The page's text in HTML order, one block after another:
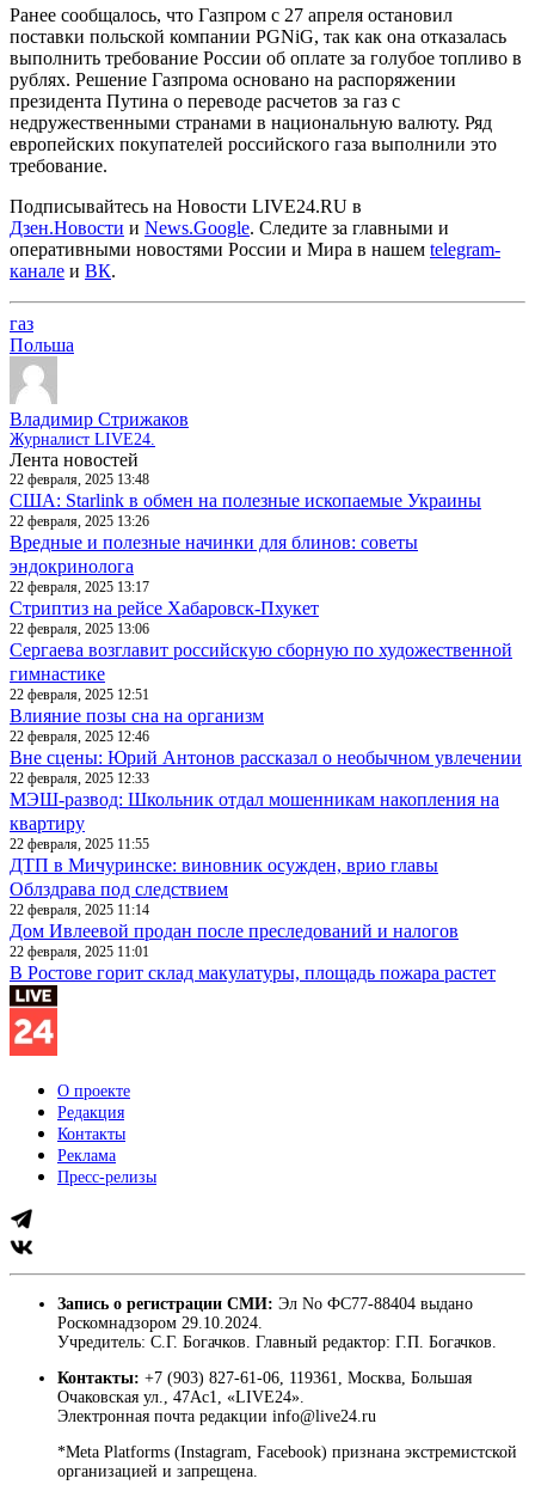
Ранее сообщалось, что Газпром с 27 апреля остановил
поставки польской компании PGNiG, так как она отказалась
выполнить требование России об оплате за голубое топливо в
рублях. Решение Газпрома основано на распоряжении
президента Путина о переводе расчетов за газ с
недружественными странами в национальную валюту. Ряд
европейских покупателей российского газа выполнили это
требование.
Подписывайтесь на Новости LIVE24.RU в
Дзен.Новости и News.Google. Следите за главными и
оперативными новостями России и Мира в нашем telegram-
канале и ВК.
газ
Польша
Владимир Стрижаков
Журналист LIVE24.
Лента новостей
22 февраля, 2025 13:48
США: Starlink в обмен на полезные ископаемые Украины
22 февраля, 2025 13:26
Вредные и полезные начинки для блинов: советы
эндокринолога
22 февраля, 2025 13:17
Стриптиз на рейсе Хабаровск-Пхукет
22 февраля, 2025 13:06
Сергаева возглавит российскую сборную по художественной
гимнастике
22 февраля, 2025 12:51
Влияние позы сна на организм
22 февраля, 2025 12:46
Вне сцены: Юрий Антонов рассказал о необычном увлечении
22 февраля, 2025 12:33
МЭШ-развод: Школьник отдал мошенникам накопления на
квартиру
22 февраля, 2025 11:55
ДТП в Мичуринске: виновник осужден, врио главы
Облздрава под следствием
22 февраля, 2025 11:14
Дом Ивлеевой продан после преследований и налогов
22 февраля, 2025 11:01
В Ростове горит склад макулатуры, площадь пожара растет
О проекте
Редакция
Контакты
Реклама
Пресс-релизы
Запись о регистрации СМИ: Эл No ФС77-88404 выдано
Роскомнадзором 29.10.2024.
Учредитель: С.Г. Богачков. Главный редактор: Г.П. Богачков.
Контакты: +7 (903) 827-61-06, 119361, Москва, Большая
Очаковская ул., 47Ас1, «LIVE24».
Электронная почта редакции info@live24.ru
*Meta Platforms (Instagram, Facebook) признана экстремистской
организацией и запрещена.